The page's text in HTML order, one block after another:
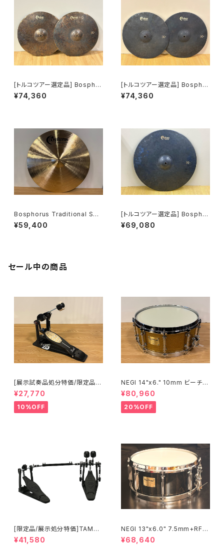
[トルコツアー選定品] Bosphor
us Painite Series 14"Hi-hat
②
¥74,360
[トルコツアー選定品] Bosphor
us Painite Series 14"Hi-hat
¥74,360
Bosphorus Traditional Seri
¥59,400
[トルコツアー選定品] Bosphor
us Painite Series 20"RIDE
②
¥69,080
セール中の商品
[展示試奏品処分特価/限定品]P
earl Eliminator 25th Annive
rsary Limited Edition P-20
50C/B シングル ペダル
¥27,770
10%OFF
NEGI 14"x6." 10mm ビーチス
ネア S-B710K1460D-SPGD
¥80,960
20%OFF
[限定品/展示処分特価]TAMA I
RON COBRA 600 Pedal DA
RK SHADOW Edition Twin
¥41,580
NEGI 13"x6.0" 7.5mm+RF
ビーチスネア S-B75R1360D8
-S2BK
¥68,640